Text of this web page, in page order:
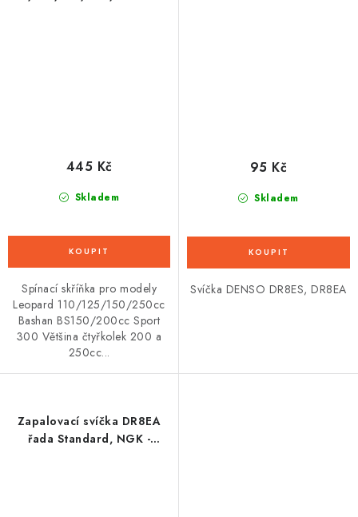
Skladem
445 Kč
Spínací skříňka pro modely
Leopard 110/125/150/250cc
Bashan BS150/200cc Sport
300 Většina čtyřkolek 200 a
250cc...
Skladem
95 Kč
Svíčka DENSO DR8ES, DR8EA
Zapalovací svíčka DR8EA
řada Standard, NGK -